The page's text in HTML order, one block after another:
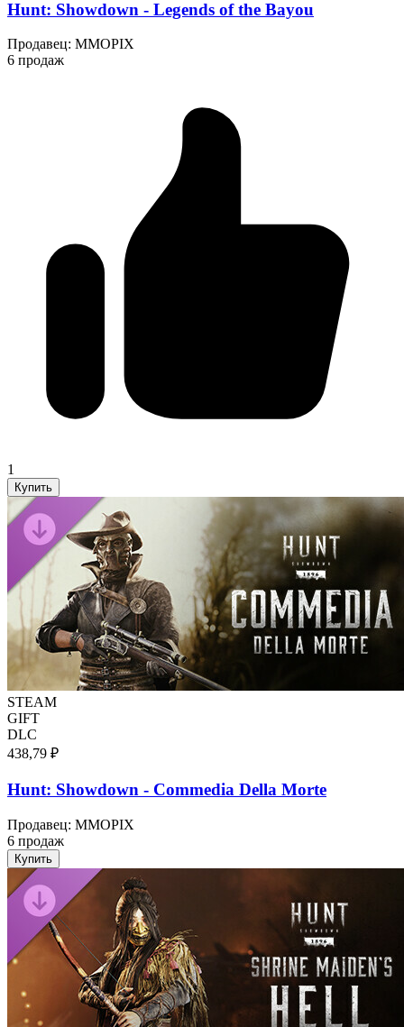
Hunt: Showdown - Legends of the Bayou
Продавец: MMOPIX
6 продаж
1
Купить
STEAM
GIFT
DLC
438,79 ₽
Hunt: Showdown - Commedia Della Morte
Продавец: MMOPIX
6 продаж
Купить